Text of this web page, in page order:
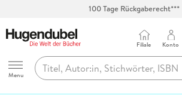
100 Tage Rückgaberecht***
Hugendubel
Menu
Filiale Konto